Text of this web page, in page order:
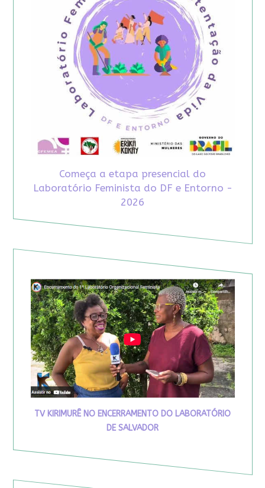
Começa a etapa presencial do
Laboratório Feminista do DF e Entorno -
2026
TV KIRIMURÊ NO ENCERRAMENTO DO LABORATÓRIO
DE SALVADOR